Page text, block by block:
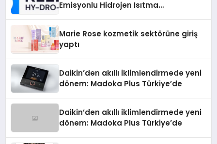
Emisyonlu Hidrojen Isıtma
Marie Rose kozmetik sektörüne giriş
yaptı
Daikin’den akıllı iklimlendirmede yeni
dönem: Madoka Plus Türkiye’de
Daikin’den akıllı iklimlendirmede yeni
dönem: Madoka Plus Türkiye’de